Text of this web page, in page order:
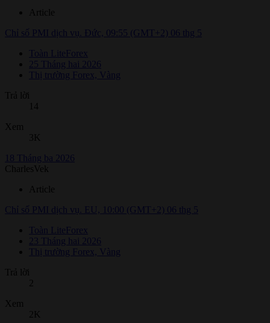
Article
Chỉ số PMI dịch vụ. Đức, 09:55 (GMT+2) 06 thg 5
Toàn LiteForex
25 Tháng hai 2026
Thị trường Forex, Vàng
Trả lời
14
Xem
3K
18 Tháng ba 2026
CharlesVek
Article
Chỉ số PMI dịch vụ. EU, 10:00 (GMT+2) 06 thg 5
Toàn LiteForex
23 Tháng hai 2026
Thị trường Forex, Vàng
Trả lời
Xem
2K